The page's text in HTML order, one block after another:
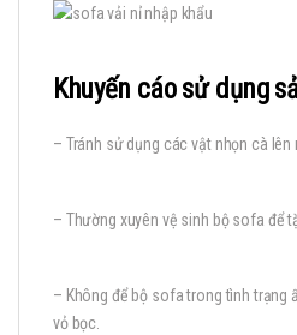
Khuyến cáo sử dụng
– Tránh sử dụng các vật nhọn cà
– Thường xuyên vệ sinh bộ sofa để
– Không để bộ sofa trong tình trạng
vỏ bọc.